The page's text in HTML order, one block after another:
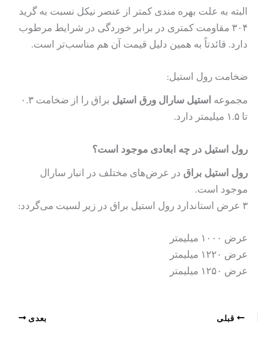
البته به علت بهره مندی کمتر از عنصر نیکل نسبت به گرید
۳۰۴ مقاومت کمتری در برابر خوردگی در شرایط مرطوب
دارد. قائدتاً به همین دلیل قیمت آن هم مناسب‌تر است.
ضخامت رول استیل:
مجموعه استیل سارال ورق استیل
براق را از ضخامت ۰.۳
تا ۱.۵ میلیمتر دارد.
رول استیل در چه ابعادی موجود است؟
رول استیل براق در عرض‌های مختلف در انبار سارال
موجود است.
۳ عرض استاندارد رول استیل براق در زیر لسیت می‌گردد:
عرض ۱۰۰۰ میلیمتر
عرض ۱۲۲۰ میلیمتر
عرض ۱۲۵۰ میلیمتر
قبلی بعدی